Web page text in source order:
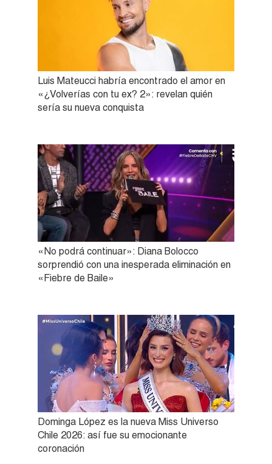
Luis Mateucci habría encontrado el amor en
«¿Volverías con tu ex? 2»: revelan quién
sería su nueva conquista
«No podrá continuar»: Diana Bolocco
sorprendió con una inesperada eliminación en
«Fiebre de Baile»
Dominga López es la nueva Miss Universo
Chile 2026: así fue su emocionante
coronación